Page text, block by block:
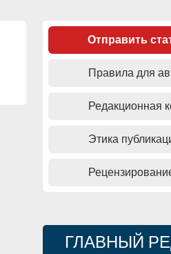
Отправить
Правила для
Редакционная
Этика
ГЛАВНЫЙ